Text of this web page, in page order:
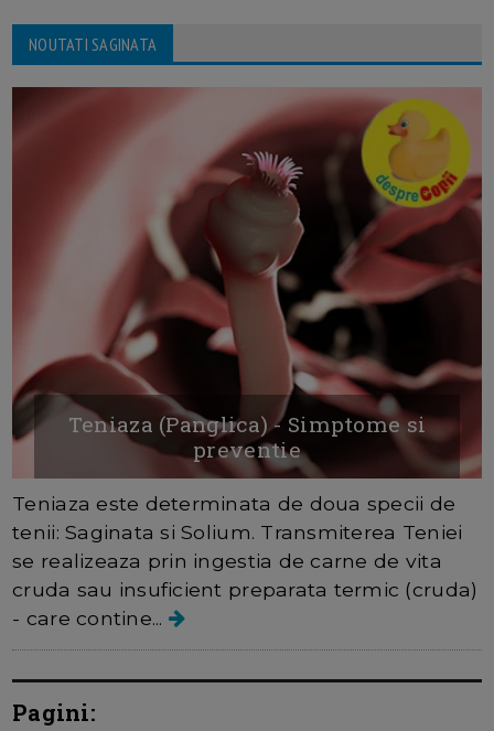
NOUTATI SAGINATA
Teniaza (Panglica) - Simptome si
preventie
Teniaza este determinata de doua specii de
tenii: Saginata si Solium. Transmiterea Teniei
se realizeaza prin ingestia de carne de vita
cruda sau insuficient preparata termic (cruda)
- care contine...
Pagini: